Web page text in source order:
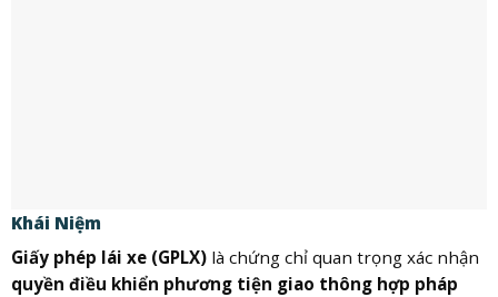
Khái Niệm
Giấy phép lái xe (GPLX)là chứng chỉ quan trọng xác nhận
quyền điều khiển phương tiện giao thông hợp pháp